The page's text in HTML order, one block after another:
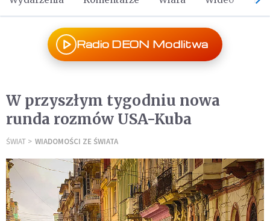
Radio DEON Modlitwa
W przyszłym tygodniu nowa
runda rozmów USA-Kuba
ŚWIAT WIADOMOŚCI ZE ŚWIATA